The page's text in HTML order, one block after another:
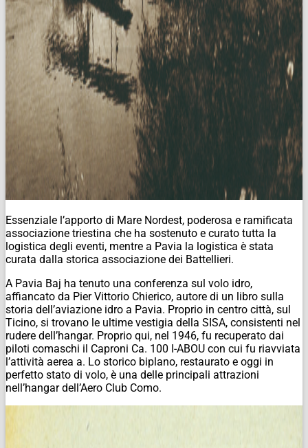
Essenziale l’apporto di Mare Nordest, poderosa e ramificata
associazione triestina che ha sostenuto e curato tutta la
logistica degli eventi, mentre a Pavia la logistica è stata
curata dalla storica associazione dei Battellieri.
A Pavia Baj ha tenuto una conferenza sul volo idro,
affiancato da Pier Vittorio Chierico, autore di un libro sulla
storia dell’aviazione idro a Pavia. Proprio in centro città, sul
Ticino, si trovano le ultime vestigia della SISA, consistenti nel
rudere dell’hangar. Proprio qui, nel 1946, fu recuperato dai
piloti comaschi il Caproni Ca. 100 I-ABOU con cui fu riavviata
l’attività aerea a. Lo storico biplano, restaurato e oggi in
perfetto stato di volo, è una delle principali attrazioni
nell’hangar dell’Aero Club Como.